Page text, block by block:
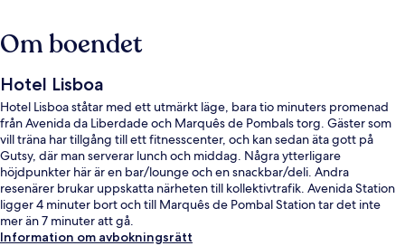
Om boendet
Hotel Lisboa
Hotel Lisboa ståtar med ett utmärkt läge, bara tio minuters promenad
från Avenida da Liberdade och Marquês de Pombals torg. Gäster som
vill träna har tillgång till ett fitnesscenter, och kan sedan äta gott på
Gutsy, där man serverar lunch och middag. Några ytterligare
höjdpunkter här är en bar/lounge och en snackbar/deli. Andra
resenärer brukar uppskatta närheten till kollektivtrafik. Avenida Station
ligger 4 minuter bort och till Marquês de Pombal Station tar det inte
mer än 7 minuter att gå.
Information om avbokningsrätt